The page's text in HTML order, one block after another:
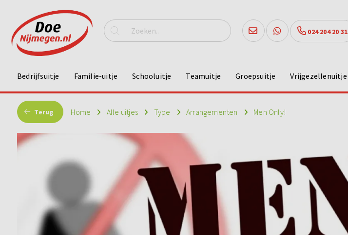
024 204 20 31
Bedrijfsuitje Familie-uitje Schooluitje Teamuitje Groepsuitje Vrijgezellenuitje
Terug Home Alle uitjes Type Arrangementen Men Only!